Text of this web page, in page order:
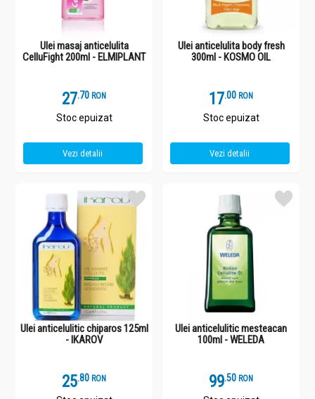
Ulei masaj anticelulita
CelluFight 200ml - ELMIPLANT
27.7 RON
Stoc epuizat
Vezi detalii
Ulei anticelulita body fresh
300ml - KOSMO OIL
17.0 RON
Stoc epuizat
Vezi detalii
Ulei anticelulitic chiparos 125ml
- IKAROV
25.8 RON
Ulei anticelulitic mesteacan
100ml - WELEDA
99.5 RON